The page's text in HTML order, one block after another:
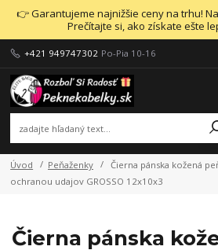
👉 Garantujeme najnižšie ceny na trhu!
Prečítajte si, ako získate ešte
+421 949747302 Po-Pia 10-16
Úvod Peňaženky
Čierna pánska kožená
ochranou udajov GROSSO 12x10x3
Čierna pánska